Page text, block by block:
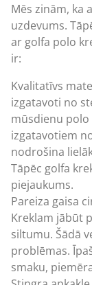
Mēs zinām, ka
uzdevums.
ar golfa polo
ir:
Kvalitatīvs
izgatavoti no
mūsdienu
izgatavotiem
nodrošina
Tāpēc golfa
piejaukums.
Pareiza gaisa
Kreklam jābūt
siltumu. Šādā
problēmas.
smaku,